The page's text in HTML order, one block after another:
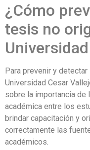
¿Cómo
tesis no
Para prevenir y
Universidad Cesar
sobre la importancia de
académica entre los
brindar capacitación y
correctamente las
académicos.